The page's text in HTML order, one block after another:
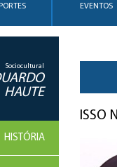
EVENTOS
Sociocultural
HAUTE
HISTÓRIA
ISSO